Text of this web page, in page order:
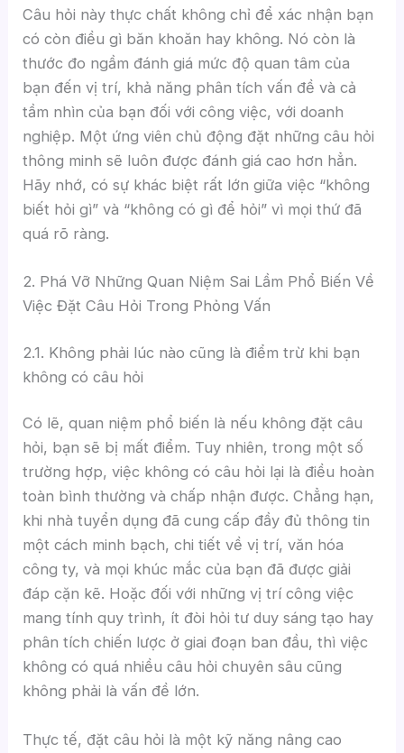
Câu hỏi này thực chất không chỉ để xác nhận bạn
có còn điều gì băn khoăn hay không. Nó còn là
thước đo ngầm đánh giá mức độ quan tâm của
bạn đến vị trí, khả năng phân tích vấn đề và cả
tầm nhìn của bạn đối với công việc, với doanh
nghiệp. Một ứng viên chủ động đặt những câu hỏi
thông minh sẽ luôn được đánh giá cao hơn hẳn.
Hãy nhớ, có sự khác biệt rất lớn giữa việc “không
biết hỏi gì” và “không có gì để hỏi” vì mọi thứ đã
quá rõ ràng.
2. Phá Vỡ Những Quan Niệm Sai Lầm Phổ Biến Về
Việc Đặt Câu Hỏi Trong Phỏng Vấn
2.1. Không phải lúc nào cũng là điểm trừ khi bạn
không có câu hỏi
Có lẽ, quan niệm phổ biến là nếu không đặt câu
hỏi, bạn sẽ bị mất điểm. Tuy nhiên, trong một số
trường hợp, việc không có câu hỏi lại là điều hoàn
toàn bình thường và chấp nhận được. Chẳng hạn,
khi nhà tuyển dụng đã cung cấp đầy đủ thông tin
một cách minh bạch, chi tiết về vị trí, văn hóa
công ty, và mọi khúc mắc của bạn đã được giải
đáp cặn kẽ. Hoặc đối với những vị trí công việc
mang tính quy trình, ít đòi hỏi tư duy sáng tạo hay
phân tích chiến lược ở giai đoạn ban đầu, thì việc
không có quá nhiều câu hỏi chuyên sâu cũng
không phải là vấn đề lớn.
Thực tế, đặt câu hỏi là một kỹ năng nâng cao